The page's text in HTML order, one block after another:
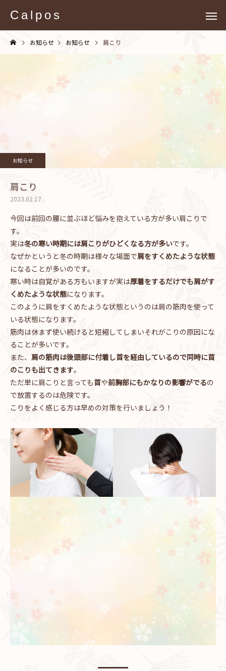
Calpos
お知らせ お知らせ 肩こり
お知らせ
肩こり
2023.02.17
今回は前回の腰に並ぶほど悩みを抱えている方が多い肩こりで
す。
実は冬の寒い時期には肩こりがひどくなる方が多いです。
なぜかというと冬の時期は様々な場面で肩をすくめたような状態
になることが多いのです。
寒い時は自覚がある方もいますが実は厚着をするだけでも肩がす
くめたような状態になります。
このように肩をすくめたような状態というのは肩の筋肉を使って
いる状態になります。
筋肉は休まず使い続けると短縮してしまいそれがこりの原因にな
ることが多いです。
また、 肩の筋肉は後頭部に付着し首を経由しているので同時に首
のこりも出てきます。
ただ単に肩こりと言っても首や前胸部にもかなりの影響がでるの
で放置するのは危険です。
こりをよく感じる方は早めの対策を行いましょう！